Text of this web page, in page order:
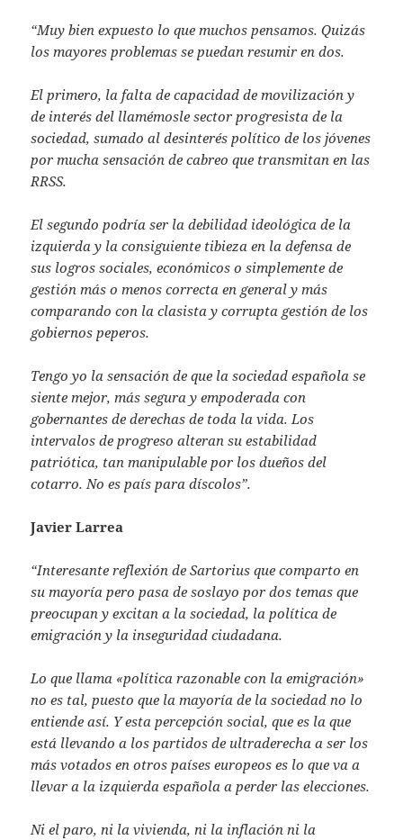
“Muy bien expuesto lo que muchos pensamos. Quizás
los mayores problemas se puedan resumir en dos.
El primero, la falta de capacidad de movilización y
de interés del llamémosle sector progresista de la
sociedad, sumado al desinterés político de los jóvenes
por mucha sensación de cabreo que transmitan en las
RRSS.
El segundo podría ser la debilidad ideológica de la
izquierda y la consiguiente tibieza en la defensa de
sus logros sociales, económicos o simplemente de
gestión más o menos correcta en general y más
comparando con la clasista y corrupta gestión de los
gobiernos peperos.
Tengo yo la sensación de que la sociedad española se
siente mejor, más segura y empoderada con
gobernantes de derechas de toda la vida. Los
intervalos de progreso alteran su estabilidad
patriótica, tan manipulable por los dueños del
cotarro. No es país para díscolos”.
Javier Larrea
“Interesante reflexión de Sartorius que comparto en
su mayoría pero pasa de soslayo por dos temas que
preocupan y excitan a la sociedad, la política de
emigración y la inseguridad ciudadana.
Lo que llama «política razonable con la emigración»
no es tal, puesto que la mayoría de la sociedad no lo
entiende así. Y esta percepción social, que es la que
está llevando a los partidos de ultraderecha a ser los
más votados en otros países europeos es lo que va a
llevar a la izquierda española a perder las elecciones.
Ni el paro, ni la vivienda, ni la inflación ni la